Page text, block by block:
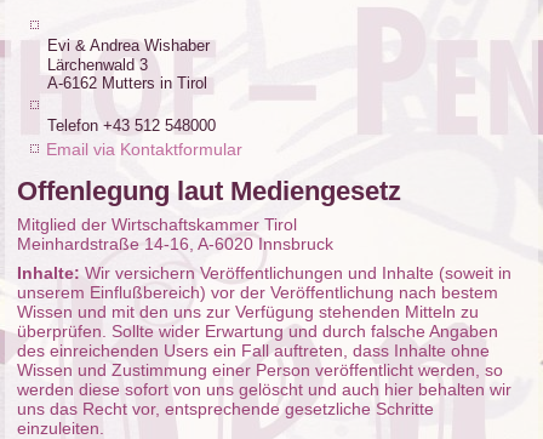
Evi & Andrea Wishaber
Lärchenwald 3
A-6162 Mutters in Tirol
Telefon +43 512 548000
Email via Kontaktformular
Offenlegung laut Mediengesetz
Mitglied der Wirtschaftskammer Tirol
Meinhardstraße 14-16, A-6020 Innsbruck
Inhalte: Wir versichern Veröffentlichungen und Inhalte (soweit in
unserem Einflußbereich) vor der Veröffentlichung nach bestem
Wissen und mit den uns zur Verfügung stehenden Mitteln zu
überprüfen. Sollte wider Erwartung und durch falsche Angaben
des einreichenden Users ein Fall auftreten, dass Inhalte ohne
Wissen und Zustimmung einer Person veröffentlicht werden, so
werden diese sofort von uns gelöscht und auch hier behalten wir
uns das Recht vor, entsprechende gesetzliche Schritte
einzuleiten.